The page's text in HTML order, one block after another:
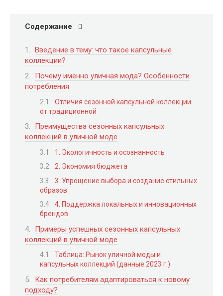
Содержание
Введение в тему: что такое капсульные
коллекции?
Почему именно уличная мода? Особенности
потребления
Отличия сезонной капсульной коллекции
от традиционной
Преимущества сезонных капсульных
коллекций в уличной моде
1. Экологичность и осознанность
2. Экономия бюджета
3. Упрощение выбора и создание стильных
образов
4. Поддержка локальных и инновационных
брендов
Примеры успешных сезонных капсульных
коллекций в уличной моде
Таблица: Рынок уличной моды и
капсульных коллекций (данные 2023 г.)
Как потребителям адаптироваться к новому
подходу?